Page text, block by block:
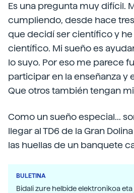
Es una pregunta muy difícil.
cumpliendo, desde hace
que decidí ser científico y
científico. Mi sueño es
lo suyo. Por eso me parece
participar en la enseñanza y
Que otros también tengan
Como un sueño especial...
llegar al TD6 de la Gran
las huellas de un banquete
BULETINA
Bidali zure helbide elektronikoa